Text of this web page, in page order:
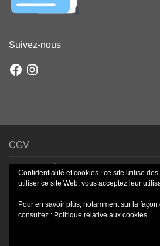
Suivez-nous
FacebookInstagram
CGV
Mentions légales
Paiement sécurisé
Confidentialité et cookies : ce site utilise
utiliser ce site Web, vous acceptez leur
Pour en savoir plus, notamment sur la
consultez : Politique relative aux cookies